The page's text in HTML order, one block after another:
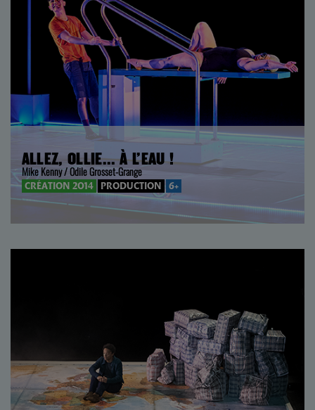
ALLEZ, OLLIE… À L’EAU !
Mike Kenny / Odile Grosset-Grange
CRÉATION 2014 PRODUCTION 6+